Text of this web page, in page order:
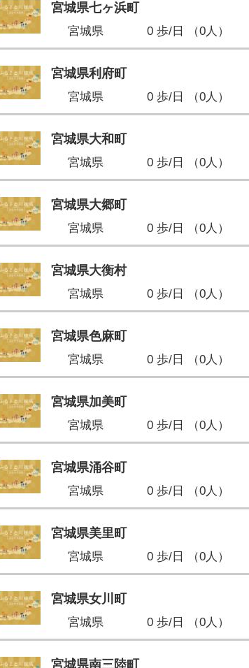
宮城県七ヶ浜町
宮城県 0 歩/日 （0人）
宮城県利府町
宮城県 0 歩/日 （0人）
宮城県大和町
宮城県 0 歩/日 （0人）
宮城県大郷町
宮城県 0 歩/日 （0人）
宮城県大衡村
宮城県 0 歩/日 （0人）
宮城県色麻町
宮城県 0 歩/日 （0人）
宮城県加美町
宮城県 0 歩/日 （0人）
宮城県涌谷町
宮城県 0 歩/日 （0人）
宮城県美里町
宮城県 0 歩/日 （0人）
宮城県女川町
宮城県 0 歩/日 （0人）
宮城県南三陸町